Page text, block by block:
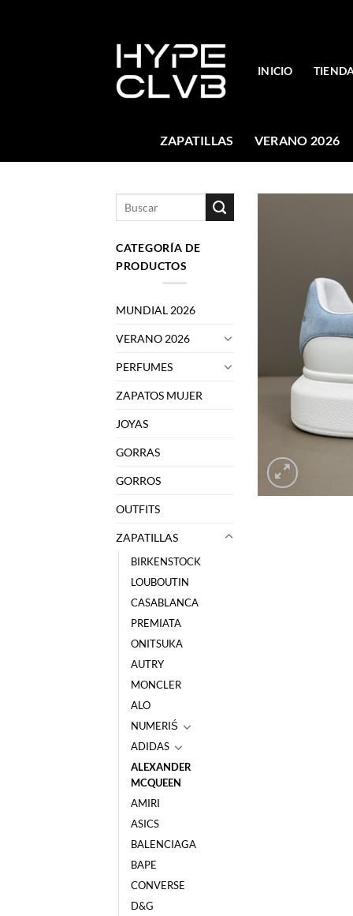
INICIO
ZAPATILLAS VERANO 2026
CATEGORÍA DE
PRODUCTOS
MUNDIAL 2026
VERANO 2026
PERFUMES
ZAPATOS MUJER
JOYAS
GORRAS
GORROS
OUTFITS
ZAPATILLAS
BIRKENSTOCK
LOUBOUTIN
CASABLANCA
PREMIATA
ONITSUKA
AUTRY
MONCLER
ALO
NUMERIŚ
ADIDAS
ALEXANDER
MCQUEEN
AMIRI
ASICS
BALENCIAGA
BAPE
CONVERSE
D&G